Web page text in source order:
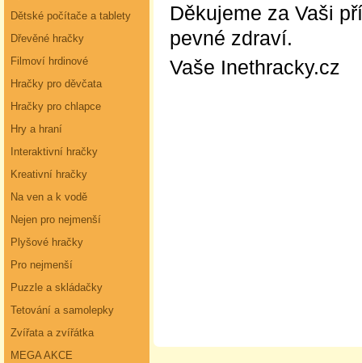
Dětské počítače a tablety
Dřevěné hračky
Filmoví hrdinové
Hračky pro děvčata
Hračky pro chlapce
Hry a hraní
Interaktivní hračky
Kreativní hračky
Na ven a k vodě
Nejen pro nejmenší
Plyšové hračky
Pro nejmenší
Puzzle a skládačky
Tetování a samolepky
Zvířata a zvířátka
MEGA AKCE
Děkujeme za Vaši
pevné zdraví.
Vaše Inethracky.cz